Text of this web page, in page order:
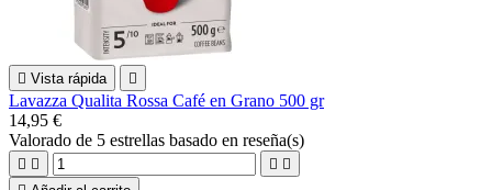
 Vista rápida 
Lavazza Qualita Rossa Café en Grano 500 gr
14,95 €
Valorado de 5 estrellas basado en reseña(s)
   